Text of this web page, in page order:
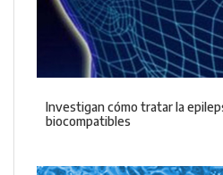
Investigan cómo tratar la
biocompatibles